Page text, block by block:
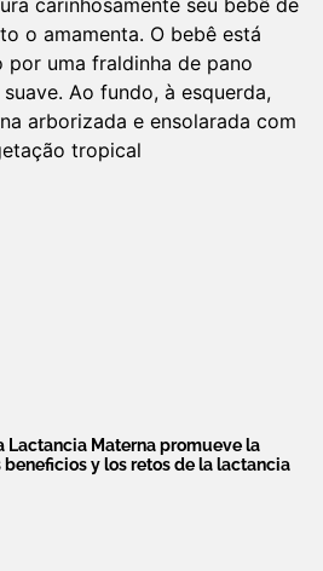
Lactancia Materna promueve la
y los retos de la lactancia